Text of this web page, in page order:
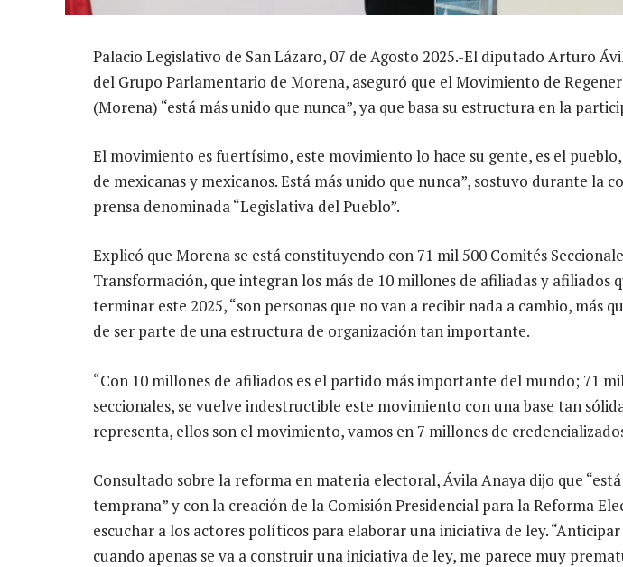
Palacio Legislativo de San Lázaro, 07 de Agosto 2025.-El diputado Arturo
del Grupo Parlamentario de Morena, aseguró que el Movimiento de
(Morena) “está más unido que nunca”, ya que basa su estructura en la
El movimiento es fuertísimo, este movimiento lo hace su gente, es el
de mexicanas y mexicanos. Está más unido que nunca”, sostuvo durante la
prensa denominada “Legislativa del Pueblo”.
Explicó que Morena se está constituyendo con 71 mil 500 Comités
Transformación, que integran los más de 10 millones de afiliadas y afiliados
terminar este 2025, “son personas que no van a recibir nada a cambio, más
de ser parte de una estructura de organización tan importante.
“Con 10 millones de afiliados es el partido más importante del mundo; 71
seccionales, se vuelve indestructible este movimiento con una base tan
representa, ellos son el movimiento, vamos en 7 millones de
Consultado sobre la reforma en materia electoral, Ávila Anaya dijo que
temprana” y con la creación de la Comisión Presidencial para la Reforma
escuchar a los actores políticos para elaborar una iniciativa de ley.
cuando apenas se va a construir una iniciativa de ley, me parece muy